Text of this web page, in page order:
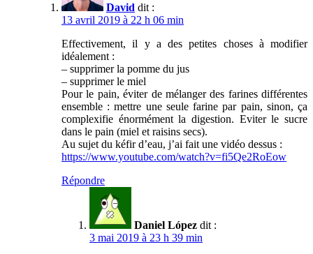
David dit :
13 avril 2019 à 22 h 06 min
Effectivement, il y a des petites choses à modifier
idéalement :
– supprimer la pomme du jus
– supprimer le miel
Pour le pain, éviter de mélanger des farines différentes
ensemble : mettre une seule farine par pain, sinon, ça
complexifie énormément la digestion. Eviter le sucre
dans le pain (miel et raisins secs).
Au sujet du kéfir d’eau, j’ai fait une vidéo dessus :
https://www.youtube.com/watch?v=fi5Qe2RoEow
Répondre
Daniel López dit :
3 mai 2019 à 23 h 39 min